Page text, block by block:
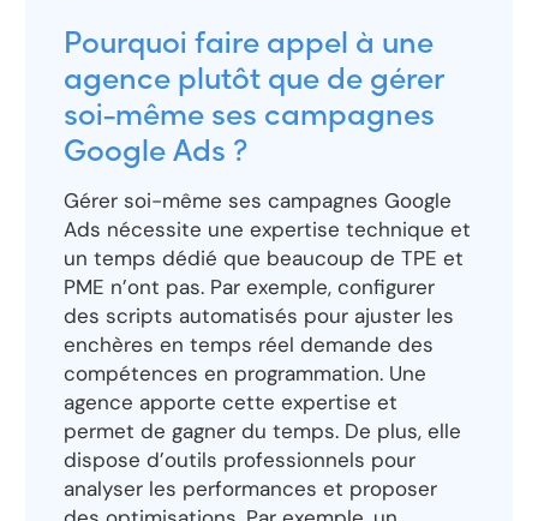
Pourquoi faire appel à une
agence plutôt que de gérer
soi-même ses campagnes
Google Ads ?
Gérer soi-même ses campagnes Google
Ads nécessite une expertise technique et
un temps dédié que beaucoup de TPE et
PME n’ont pas. Par exemple, configurer
des scripts automatisés pour ajuster les
enchères en temps réel demande des
compétences en programmation. Une
agence apporte cette expertise et
permet de gagner du temps. De plus, elle
dispose d’outils professionnels pour
analyser les performances et proposer